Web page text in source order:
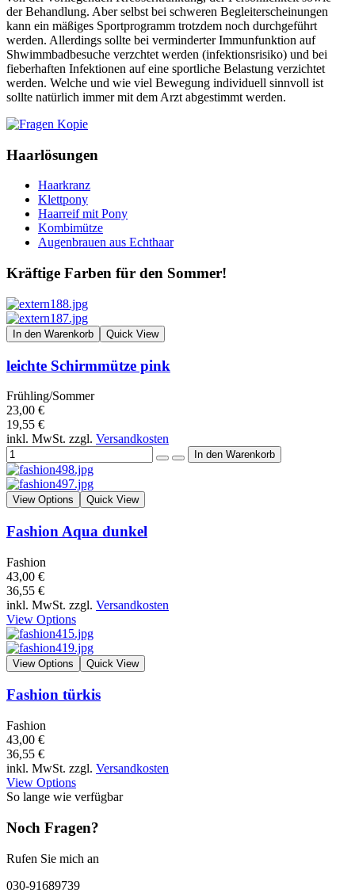
der Behandlung. Aber selbst bei schweren Begleiterscheinungen
kann ein mäßiges Sportprogramm trotzdem noch durchgeführt
werden. Allerdings sollte bei verminderter Immunfunktion auf
Shwimmbadbesuche verzchtet werden (infektionsrisiko) und bei
fieberhaften Infektionen auf eine sportliche Belastung verzichtet
werden. Welche und wie viel Bewegung individuell sinnvoll ist
sollte natürlich immer mit dem Arzt abgestimmt werden.
Haarlösungen
Haarkranz
Klettpony
Haarreif mit Pony
Kombimütze
Augenbrauen aus Echthaar
Kräftige Farben für den Sommer!
In den Warenkorb Quick View
leichte Schirmmütze pink
Frühling/Sommer
23,00 €
19,55 €
inkl. MwSt. zzgl. Versandkosten
View Options Quick View
Fashion Aqua dunkel
Fashion
43,00 €
36,55 €
inkl. MwSt. zzgl. Versandkosten
View Options
View Options Quick View
Fashion türkis
Fashion
43,00 €
36,55 €
inkl. MwSt. zzgl. Versandkosten
View Options
So lange wie verfügbar
Noch Fragen?
Rufen Sie mich an
030-91689739